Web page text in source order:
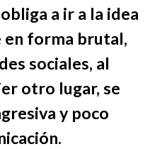
a ir a la idea
en forma brutal,
sociales, al
otro lugar, se
y poco